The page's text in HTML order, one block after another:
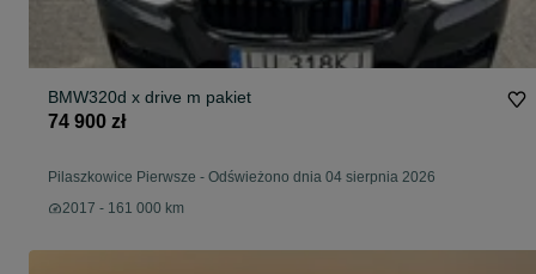
BMW320d x drive m pakiet
74 900 zł
Pilaszkowice Pierwsze - Odświeżono dnia 04 sierpnia 2026
2017 - 161 000 km